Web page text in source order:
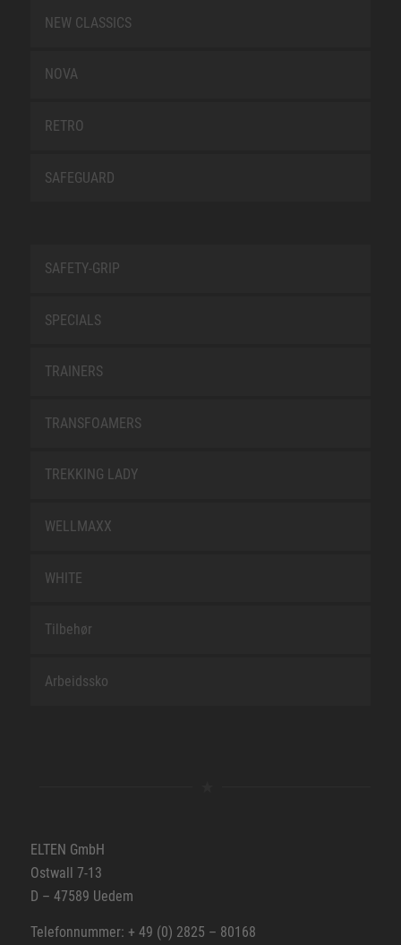
NEW CLASSICS
NOVA
RETRO
SAFEGUARD
SAFETY-GRIP
SPECIALS
TRAINERS
TRANSFOAMERS
TREKKING LADY
WELLMAXX
WHITE
Tilbehør
Arbeidssko
ELTEN GmbH
Ostwall 7-13
D – 47589 Uedem
Telefonnummer: + 49 (0) 2825 – 80168